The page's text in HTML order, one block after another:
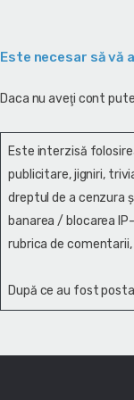
Este necesar să
Daca nu aveţi cont
Este interzisă
publicitare, jigniri,
dreptul de a cenzura
banarea / blocarea
rubrica de
După ce au fost